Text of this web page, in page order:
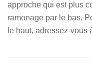
approche qui est plus
ramonage par le bas.
le haut, adressez-vous